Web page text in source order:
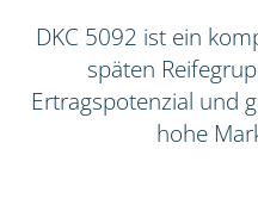
DKC 5092 ist ein
späten
Ertragspotenzial und
hohe